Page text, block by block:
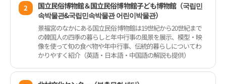
2
国立民俗博物館＆国立民俗博物館子ども博物館（국립민
속박물관&국립민속박물관 어린이박물관）
景福宮のなかにある国立民俗博物館は19世紀から20世紀まで
の韓国人の四季の暮らしと年中行事の風景を展示、模型・映
像を使って旬の食べ物や年中行事、伝統的暮らしについてわ
かりやすく紹介（英語・日本語・中国語の解説も提供）